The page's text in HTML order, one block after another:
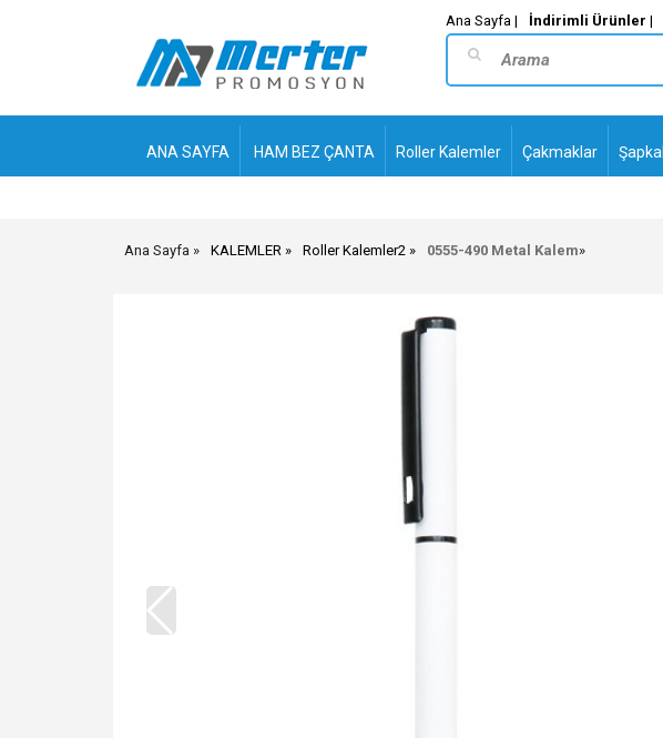
Ana Sayfa | İndirimli Ürünler |
ANA SAYFA HAM BEZ ÇANTA Roller Kalemler Çakmaklar
Ana Sayfa KALEMLER »
Roller Kalemler2 0555-490 Metal Kalem